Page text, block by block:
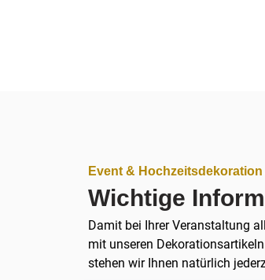
Event &
Wichtige
Damit bei Ihrer Veranstaltung
mit unseren
stehen wir Ihnen natürlich